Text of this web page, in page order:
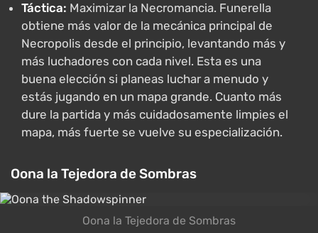
Táctica: Maximizar la Necromancia. Funerella
obtiene más valor de la mecánica principal de
Necropolis desde el principio, levantando más y
más luchadores con cada nivel. Esta es una
buena elección si planeas luchar a menudo y
estás jugando en un mapa grande. Cuanto más
dure la partida y más cuidadosamente limpies el
mapa, más fuerte se vuelve su especialización.
Oona la Tejedora de Sombras
Oona la Tejedora de Sombras